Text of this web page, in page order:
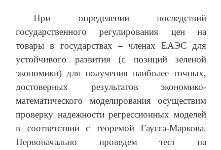
При определении последствий
государственного регулирования цен на
товары в государствах – членах ЕАЭС для
устойчивого развития (с позиций зеленой
экономики) для получения наиболее точных,
достоверных результатов экономико-
математического моделирования осуществим
проверку надежности регрессионных моделей
в соответствии с теоремой Гаусса-Маркова.
Первоначально проведем тест на